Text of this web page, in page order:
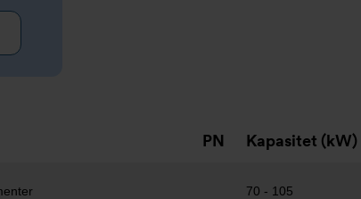
PN Kapasitet (kW)
70 - 105